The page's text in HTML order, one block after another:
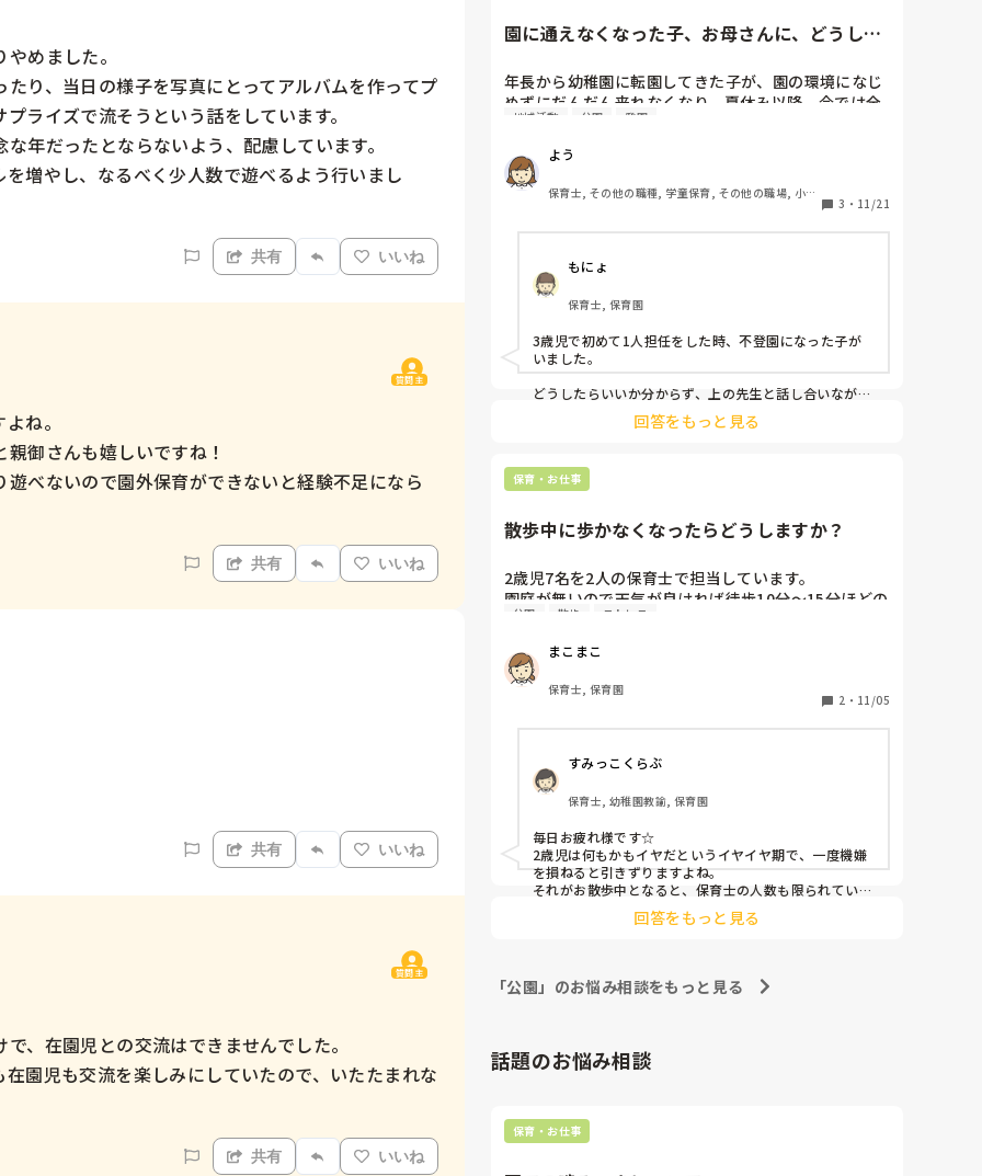
めました。
り、当日の様子を写真にとってアルバムを作ってプ
ライズで流そうという話をしています。
年だったとならないよう、配慮しています。
増やし、なるべく少人数で遊べるよう行いまし
共有 いいね
質問主
ね。
御さんも嬉しいですね！
べないので園外保育ができないと経験不足になら
共有 いいね
共有 いいね
質問主
、在園児との交流はできませんでした。
園児も交流を楽しみにしていたので、いたたまれな
共有 いいね
園に通えなくなった子、お母さんに、どうして
年長から幼稚園に転園してきた子が、園の環境になじ
めずにだんだん来れなくなり、夏休み以降、今では全
く登園していません。
私は、その子に直接関わる立場になく、遅刻してお母
さんと登園したときや、地域の公園で遊んでいる姿を
見た時に、声を掛けると笑顔で返事をしてくれる関係
です。
きっと、担任や園長はしかるべき専門家に相談して、
お母さんとも面談してるのだろうと思いますが、その
子が再び登園しそうな気配はなく。
こういうときの対処方法、うまくいったやり方をご存
知の方、教えてほしいです。
また、その子のお母さんに出会った時、励ましてあげ
られる言葉など、思いつく方あれば、教えてくださ
地域活動 公園 登園
よう
保育士, その他の職種, 学童保育, その他の職場, 小規
3 ・ 11/21
もにょ
保育士, 保育園
3歳児で初めて1人担任をした時、不登園になった子が
いました。
どうしたらいいか分からず、上の先生と話し合いながら
お母さんとはこまめに電話で連絡を取り合ってました。
初担任で右も左も分からない中で、毎日保護者に保育を
休職してしまいました😭
ただ、次第に1人でも過ごせるようになり、次の学年で
回答をもっと見る
保育・お仕事
散歩中に歩かなくなったらどうしますか？
2歳児7名を2人の保育士で担当しています。
園庭が無いので天気が良ければ徒歩10分〜15分ほどの
公園まで散歩に行きます。
ったなどの理由で泣いて立ち止まる子どもがいます。
諭してもダメで、自分の要求を通そうと泣き続けたり
地面に転がったりします。
止まりながらも歩くこともあれば、完全に動かなくな
もう1人が泣いている子の対応をするかんじです。
このような状況になった場合、みなさんならどのよう
な対応をしますか？
一度抱っこして帰ったことがありますが、その後も抱
っこで帰るという要求をして苦労したことがあったの
で抱っこはしないようにしています。
公園 散歩 ストレス
まこまこ
保育士, 保育園
2 ・ 11/05
すみっこくらぶ
保育士, 幼稚園教諭, 保育園
毎日お疲れ様です☆
2歳児は何もかもイヤだというイヤイヤ期で、一度機嫌
を損ねると引きずりますよね。
それがお散歩中となると、保育士の人数も限られている
から対応するのが精一杯になってしまうこと、ものすご
く分かります（ ;  ; ）
もしょうか(^^)
道に落ちてる葉っぱや咲いている花、小さな虫を見つけ
回答をもっと見る
「公園」のお悩み相談をもっと見る
話題のお悩み相談
保育・お仕事